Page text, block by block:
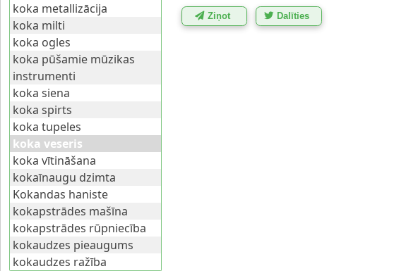
Ziņot Dalīties
koka metallizācija
koka milti
koka ogles
koka pūšamie mūzikas
instrumenti
koka siena
koka spirts
koka tupeles
koka veseris
koka vītināšana
kokaīnaugu dzimta
Kokandas haniste
kokapstrādes mašīna
kokapstrādes rūpniecība
kokaudzes pieaugums
kokaudzes ražība